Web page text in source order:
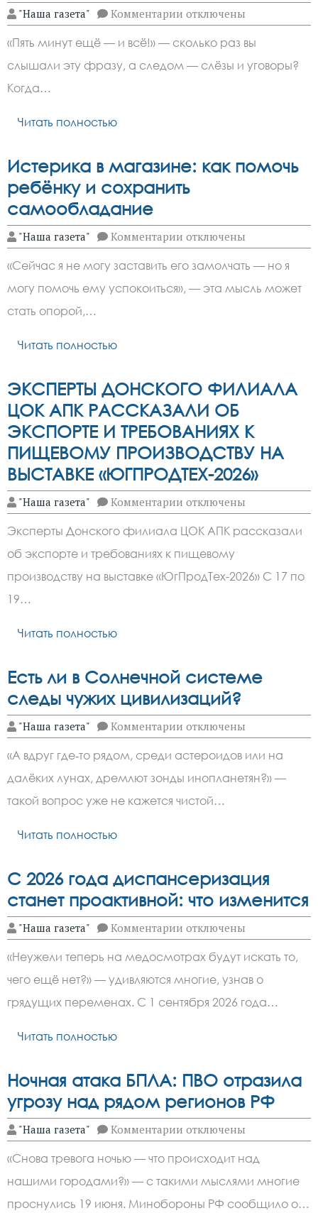
"Наша газета" Комментарии к
записи
вместо
споров:
как
отключены
«Пять минут ещё — и всё!» — сколько раз вы
слышали эту фразу, а следом — слёзы и уговоры?
Когда…
Читать полностью
Истерика в магазине: как помочь
ребёнку и сохранить
самообладание
"Наша газета" Комментарии к
записи
в
магазине:
как
отключены
«Сейчас я не могу заставить его замолчать — но я
могу помочь ему успокоиться», — эта мысль может
стать опорой,…
Читать полностью
ЭКСПЕРТЫ ДОНСКОГО ФИЛИАЛА
ЦОК АПК РАССКАЗАЛИ ОБ
ЭКСПОРТЕ И ТРЕБОВАНИЯХ К
ПИЩЕВОМУ ПРОИЗВОДСТВУ НА
ВЫСТАВКЕ «ЮГПРОДТЕХ-2026»
"Наша газета" Комментарии к
записи
ЭКСПЕРТЫ
ДОНСКОГО
ФИЛИАЛА
ЦОК
АПК
РАССКАЗАЛИ
НА
ВЫСТАВКЕ
«ЮГПРОДТЕХ-2026»
отключены
Эксперты Донского филиала ЦОК АПК рассказали
об экспорте и требованиях к пищевому
производству на выставке «ЮгПродТех-2026» С 17 по
19…
Читать полностью
Есть ли в Солнечной системе
следы чужих цивилизаций?
"Наша газета" Комментарии к
записи
ли
в
Солнечной
системе
следы
отключены
«А вдруг где‑то рядом, среди астероидов или на
далёких лунах, дремлют зонды инопланетян?» —
такой вопрос уже не кажется чистой…
Читать полностью
С 2026 года диспансеризация
станет проактивной: что изменится
"Наша газета" Комментарии к
записи
2026
года
диспансеризация
станет
проактивной:
отключены
«Неужели теперь на медосмотрах будут искать то,
чего ещё нет?» — удивляются многие, узнав о
грядущих переменах. С 1 сентября 2026 года…
Читать полностью
Ночная атака БПЛА: ПВО отразила
угрозу над рядом регионов РФ
"Наша газета" Комментарии к
записи
атака
БПЛА:
ПВО
отразила
отключены
«Снова тревога ночью — что происходит над
нашими городами?» — с такими мыслями многие
проснулись 19 июня. Минобороны РФ сообщило о…